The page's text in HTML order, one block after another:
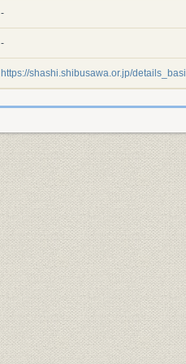
-
-
https://shashi.shibusawa.or.jp/